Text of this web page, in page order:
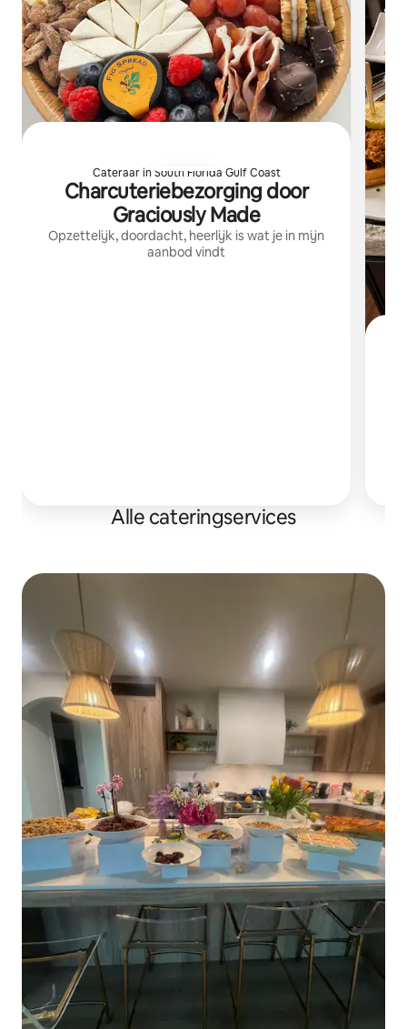
Cateraar in South Florida Gulf Coast
Charcuteriebezorging door
Graciously Made
Opzettelijk, doordacht, heerlijk is wat je in mijn
aanbod vindt
Alle cateringservices